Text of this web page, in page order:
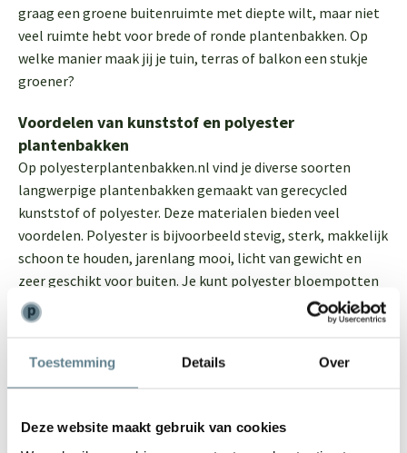
Toestemming Details Over
Deze website maakt gebruik van cookies
graag een groene buitenruimte met diepte wilt, maar niet
veel ruimte hebt voor brede of ronde plantenbakken. Op
welke manier maak jij je tuin, terras of balkon een stukje
groener?
Voordelen van kunststof en polyester
plantenbakken
Op polyesterplantenbakken.nl vind je diverse soorten
langwerpige plantenbakken gemaakt van gerecycled
kunststof of polyester. Deze materialen bieden veel
voordelen. Polyester is bijvoorbeeld stevig, sterk, makkelijk
schoon te houden, jarenlang mooi, licht van gewicht en
zeer geschikt voor buiten. Je kunt polyester bloempotten
en plantenbakken het hele jaar buiten laten staan doordat
ze vorst- en regenbestendig zijn. Daarnaast zijn ze voorzien
vorstgevoelige bomen en planten warm blijven in de
winter. Overigens zijn polyester bloempotten en
Ze zijn ook tijdloos en hebben een prachtig modern design!